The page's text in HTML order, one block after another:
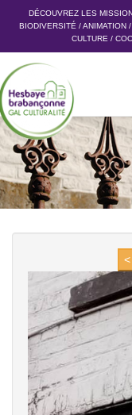
DÉCOUVREZ LES
BIODIVERSITÉ /ANIMATION /
CULTURE /